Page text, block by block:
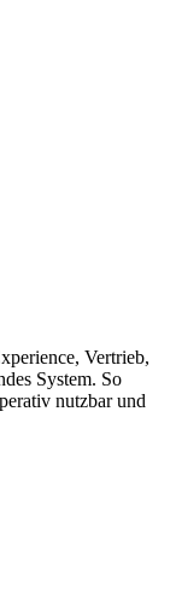
Vertrieb,
System. So
nutzbar und